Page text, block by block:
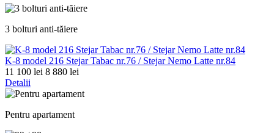
3 bolturi anti-tăiere
K-8 model 216 Stejar Tabac nr.76 / Stejar Nemo Latte nr.84
11 100 lei 8 880 lei
Detalii
Pentru apartament